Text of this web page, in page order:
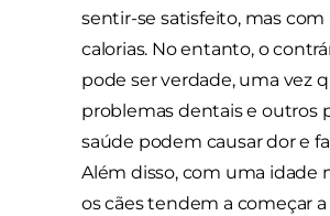
sentir-se satisfeito, mas
calorias. No entanto, o
pode ser verdade, uma vez
problemas dentais e outros
saúde podem causar dor e
Além disso, com uma idade
os cães tendem a começar